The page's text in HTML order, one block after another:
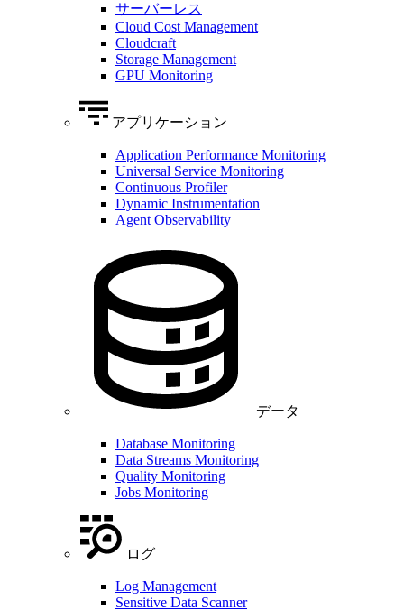
サーバーレス
Cloud Cost Management
Cloudcraft
Storage Management
GPU Monitoring
アプリケーション
Application Performance Monitoring
Universal Service Monitoring
Continuous Profiler
Dynamic Instrumentation
Agent Observability
データ
Database Monitoring
Data Streams Monitoring
Quality Monitoring
Jobs Monitoring
ログ
Log Management
Sensitive Data Scanner